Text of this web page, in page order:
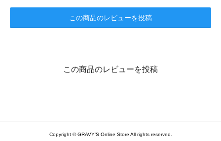
この商品のレビューを投稿
この商品のレビューを投稿
Copyright © GRAVY'S Online Store All rights reserved.